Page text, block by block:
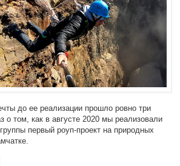
до ее реализации прошло ровно три
о том, как в августе 2020 мы реализовали
первый роуп-проект на природных